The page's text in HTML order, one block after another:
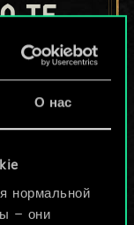
О нас
нормальной
— они
те